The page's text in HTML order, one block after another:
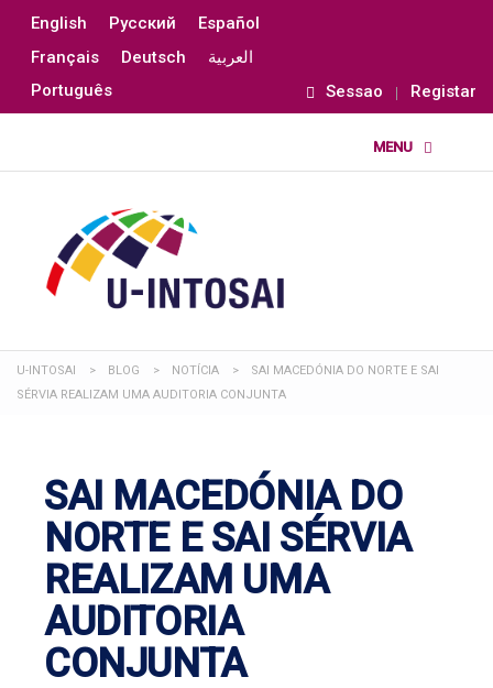
English Русский
Español
Français
Deutsch
العربية
Português
Sessao Registar
U-INTOSAI > BLOG > NOTÍCIA >
SAI MACEDÓNIA DO NORTE E SAI
SÉRVIA REALIZAM UMA AUDITORIA CONJUNTA
SAI MACEDÓNIA DO
NORTE E SAI SÉRVIA
REALIZAM UMA
AUDITORIA
CONJUNTA